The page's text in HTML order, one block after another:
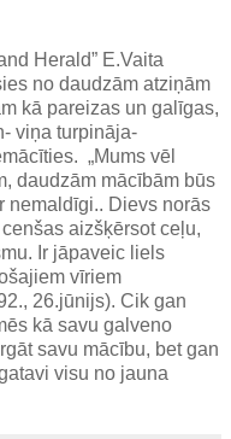
Herald” E.Vaita
no daudzām atziņām
kā pareizas un galīgas,
viņa turpināja-
„Mums vēl
daudzām mācībām būs
nemaldīgi.. Dievs norās
aizšķērsot ceļu,
Ir jāpaveic liels
vīriem
26.jūnijs). Cik gan
kā savu galveno
savu mācību, bet gan
visu no jauna